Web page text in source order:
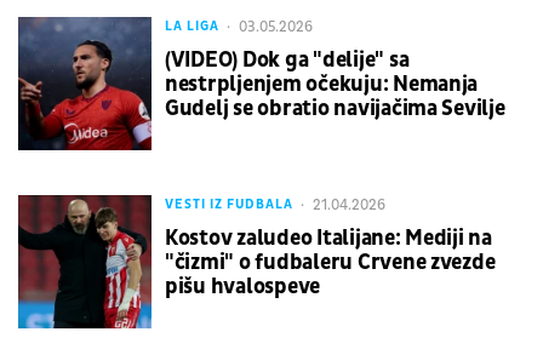
LA LIGA 03.05.2026
(VIDEO) Dok ga "delije" sa
nestrpljenjem očekuju: Nemanja
Gudelj se obratio navijačima Sevilje
VESTI IZ FUDBALA 21.04.2026
Kostov zaludeo Italijane: Mediji na
"čizmi" o fudbaleru Crvene zvezde
pišu hvalospeve